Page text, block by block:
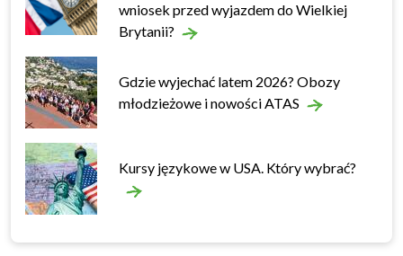
wniosek przed wyjazdem do Wielkiej
Brytanii?
Gdzie wyjechać latem 2026? Obozy
młodzieżowe i nowości ATAS
Kursy językowe w USA. Który wybrać?